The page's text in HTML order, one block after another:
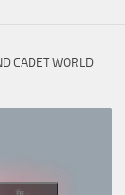
CADET WORLD